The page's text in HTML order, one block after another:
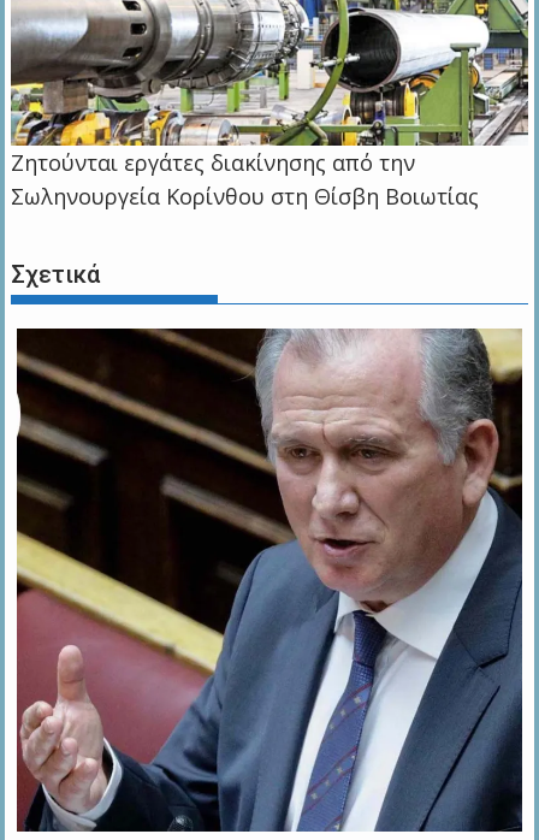
Ζητούνται εργάτες διακίνησης από την
Σωληνουργεία Κορίνθου στη Θίσβη Βοιωτίας
Σχετικά